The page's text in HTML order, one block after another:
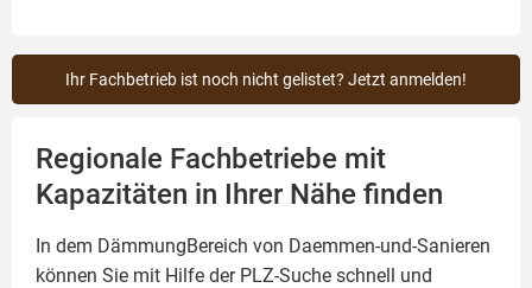
Ihr Fachbetrieb ist noch nicht gelistet? Jetzt anmelden!
Regionale Fachbetriebe mit
Kapazitäten in Ihrer Nähe finden
In dem DämmungBereich von Daemmen-und-Sanieren
können Sie mit Hilfe der PLZ-Suche schnell und